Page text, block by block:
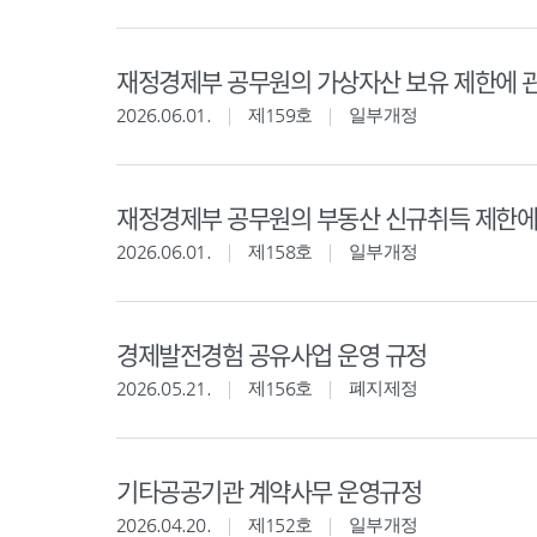
재정경제부 공무원의 가상자산 보유 제한에
2026.06.01. 제159호 일부개정
재정경제부 공무원의 부동산 신규취득 제한
2026.06.01. 제158호 일부개정
경제발전경험 공유사업 운영 규정
2026.05.21. 제156호 폐지제정
기타공공기관 계약사무 운영규정
2026.04.20. 제152호 일부개정